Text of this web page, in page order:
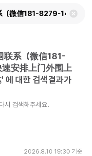
검
联系（微信181-
安排上门外围上
' 에 대한 검색결과가
시 검색해주세요.
2026.8.10 19:30 기준